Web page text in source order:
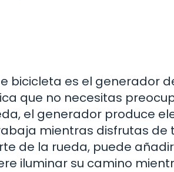
bicicleta es el generador
que no necesitas
el generador produce
mientras disfrutas de
de la rueda, puede
iluminar su camino